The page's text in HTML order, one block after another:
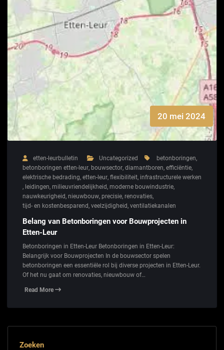
20 mei 2024
etten-leurbulletin Uncategorized betonboringen,
betonboringen etten-leur, bouwsector, diamantboren, efficiëntie,
elektrische bedrading, etten-leur, flexibiliteit, infrastructurele werken
, leidingen, milieuvriendelijkheid, moderne bouwindustrie,
nauwkeurigheid, nieuwbouw, precisie, renovaties,
tijd- en kostenbesparend, veelzijdigheid, ventilatiekanalen
Belang van Betonboringen voor Bouwprojecten in
Etten-Leur
Betonboringen in Etten-Leur Betonboringen in Etten-Leur:
Belangrijk voor Bouwprojecten In de bouwsector spelen
betonboringen een essentiële rol bij diverse projecten in Etten-Leur.
Of het nu gaat om renovaties, nieuwbouw of…
Read More
Zoeken